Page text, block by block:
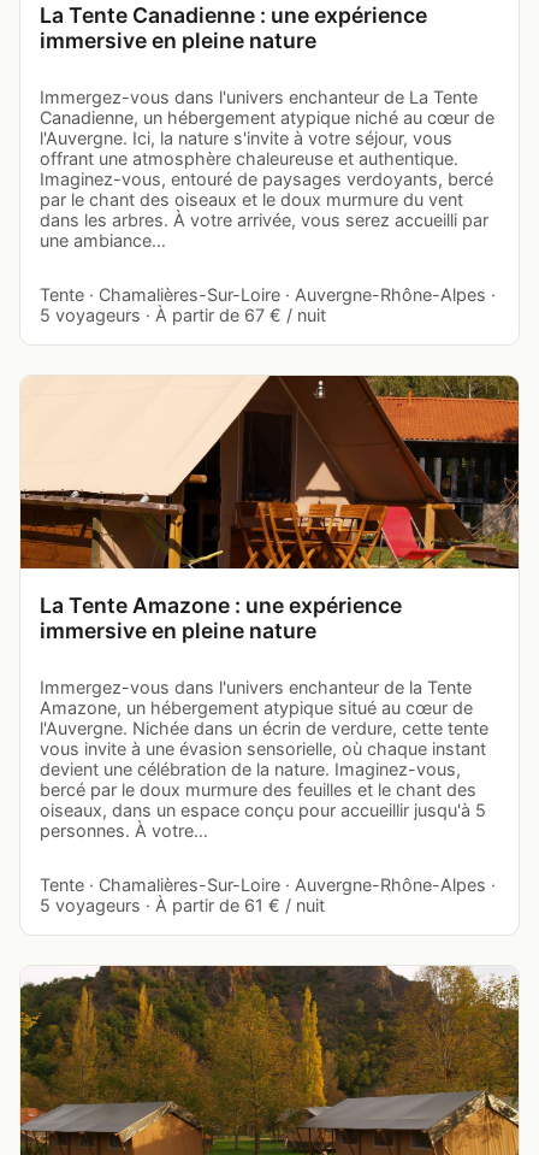
La Tente Canadienne : une expérience
immersive en pleine nature
Immergez-vous dans l'univers enchanteur de La Tente
Canadienne, un hébergement atypique niché au cœur de
l'Auvergne. Ici, la nature s'invite à votre séjour, vous
offrant une atmosphère chaleureuse et authentique.
Imaginez-vous, entouré de paysages verdoyants, bercé
par le chant des oiseaux et le doux murmure du vent
dans les arbres. À votre arrivée, vous serez accueilli par
une ambiance…
Tente · Chamalières-Sur-Loire · Auvergne-Rhône-Alpes ·
5 voyageurs · À partir de 67 € / nuit
La Tente Amazone : une expérience
immersive en pleine nature
Immergez-vous dans l'univers enchanteur de la Tente
Amazone, un hébergement atypique situé au cœur de
l'Auvergne. Nichée dans un écrin de verdure, cette tente
vous invite à une évasion sensorielle, où chaque instant
devient une célébration de la nature. Imaginez-vous,
bercé par le doux murmure des feuilles et le chant des
oiseaux, dans un espace conçu pour accueillir jusqu'à 5
personnes. À votre…
Tente · Chamalières-Sur-Loire · Auvergne-Rhône-Alpes ·
5 voyageurs · À partir de 61 € / nuit